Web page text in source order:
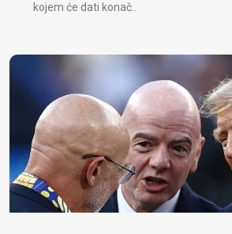
kojem će dati konač..